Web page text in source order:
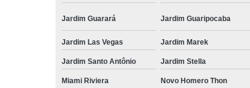
Jardim Guarará Jardim Guaripocaba
Jardim Las Vegas Jardim Marek
Jardim Santo Antônio Jardim Stella
Miami Riviera Novo Homero Thon